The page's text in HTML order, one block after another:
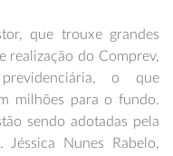
que trouxe grandes
realização do Comprev,
o que
milhões para o fundo.
sendo adotadas pela
Jéssica Nunes Rabelo,